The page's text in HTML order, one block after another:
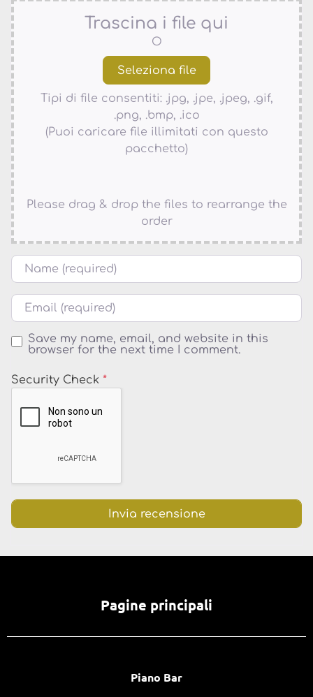
Trascina i file qui
O
Tipi di file consentiti: .jpg, .jpe, .jpeg, .gif,
.png, .bmp, .ico
(Puoi caricare file illimitati con questo
pacchetto)
Please drag & drop the files to rearrange the
order
Nome
Email
Save my name, email, and website in this
browser for the next time I comment.
Security Check *
Pagine principali
Piano Bar